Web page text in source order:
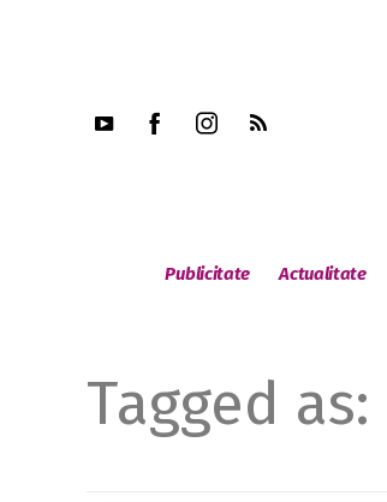
Publicitate Actualitate
Tagged as: